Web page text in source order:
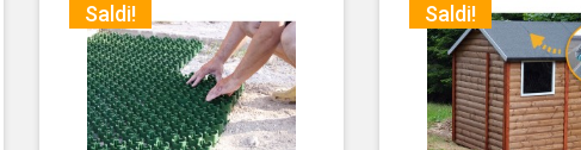
Saldi! Saldi!